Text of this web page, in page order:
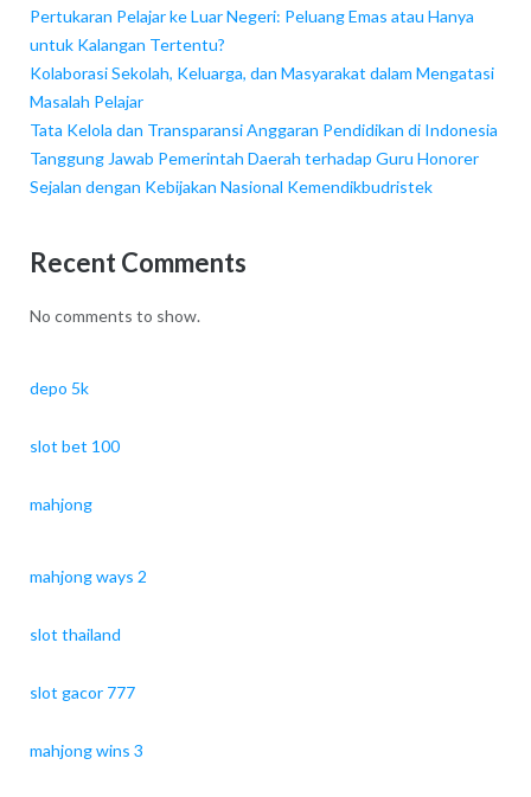
Pertukaran Pelajar ke Luar Negeri: Peluang Emas atau Hanya
untuk Kalangan Tertentu?
Kolaborasi Sekolah, Keluarga, dan Masyarakat dalam Mengatasi
Masalah Pelajar
Tata Kelola dan Transparansi Anggaran Pendidikan di Indonesia
Tanggung Jawab Pemerintah Daerah terhadap Guru Honorer
Sejalan dengan Kebijakan Nasional Kemendikbudristek
Recent Comments
No comments to show.
depo 5k
slot bet 100
mahjong
mahjong ways 2
slot thailand
slot gacor 777
mahjong wins 3